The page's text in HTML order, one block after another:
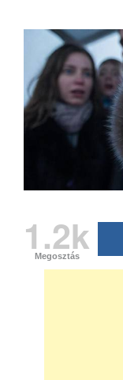
1.2k
Megosztás